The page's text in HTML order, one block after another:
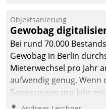
Objektsanierung
Gewobag
Bei rund 70.000
Gewobag in Berlin
Mieterwechsel pro Jahr
aufwendig genug.
Sanierungen pro Jahr
Betreuungs- und